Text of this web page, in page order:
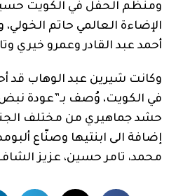
ومنظّم الحفل في الكويت
الإضاءة العالمي حاتم
أحمد عبد القادر وعمرو خيري
وكانت شيرين عبد الوهاب قد
في الكويت، وُصف بـ”عودة
حشد جماهيري من مختلف
إضافة الى ابنتيها وصنّاع
محمد، تامر حسين، عزيز